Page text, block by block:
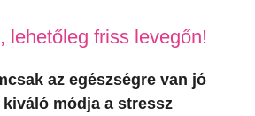
lehetőleg friss levegőn!
az egészségre van jó
módja a stressz